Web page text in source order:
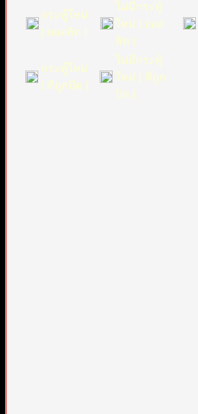
กระทู้ใหม่
[ ยอดฮิต ]
ไม่มีกระทู้
ใหม่ [ ยอด
ฮิต ]
กระทู้ใหม่
[ ที่ถูกปิด ]
ไม่มีกระทู้
ใหม่ [ ที่ถูก
ปิด ]